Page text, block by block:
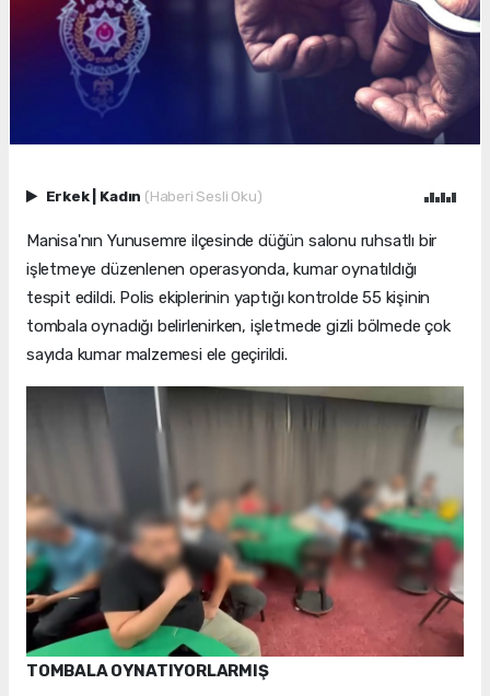
Erkek Kadın (Haberi Sesli Oku)
Manisa'nın Yunusemre ilçesinde düğün salonu ruhsatlı bir
işletmeye düzenlenen operasyonda, kumar oynatıldığı
tespit edildi. Polis ekiplerinin yaptığı kontrolde 55 kişinin
tombala oynadığı belirlenirken, işletmede gizli bölmede çok
sayıda kumar malzemesi ele geçirildi.
TOMBALA OYNATIYORLARMIŞ